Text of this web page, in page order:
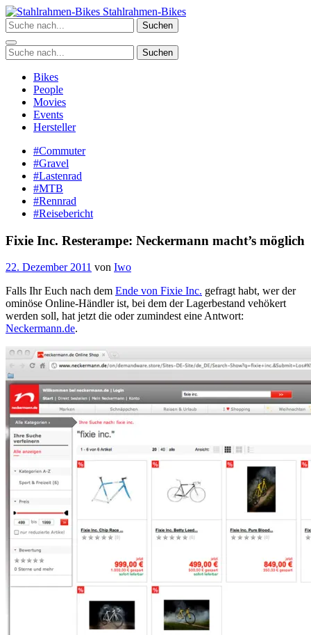
Zum
Inhalt
springen
Stahlrahmen-Bikes
Suchen
Suchen
Bikes
People
Movies
Events
Hersteller
#Commuter
#Gravel
#Lastenrad
#MTB
#Rennrad
#Reisebericht
Fixie Inc. Resterampe: Neckermann macht’s möglich
22. Dezember 2011 von Iwo
Falls Ihr Euch nach dem Ende von Fixie Inc. gefragt habt, wer der
ominöse Online-Händler ist, bei dem der Lagerbestand vehökert
werden soll, hat jetzt die oder zumindest eine Antwort:
Neckermann.de.